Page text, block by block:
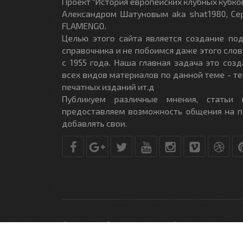
Александром Шатуновым aka shat1980,
FLAMENGO.
Целью этого сайта является создание
справочника и не побоимся даже этого
с 1955 года. Наша главная задача это
всех видов материалов по данной теме -
печатных изданий ит.д
Публикуем различные мнения,
предоставляем возможность общения на
добавлять свои.
© Copyright © 2010-2017. Разработано студией